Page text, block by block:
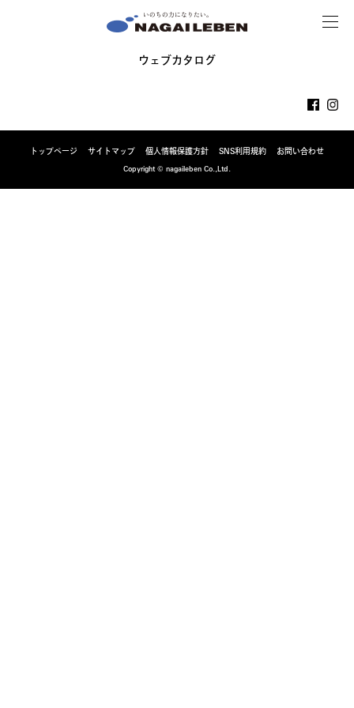
MENU
ウェブカタログ
トップページ サイトマップ 個人情報保護方針 SNS利用規約
お問い合わせ
Copyright © nagaileben Co.,Ltd.